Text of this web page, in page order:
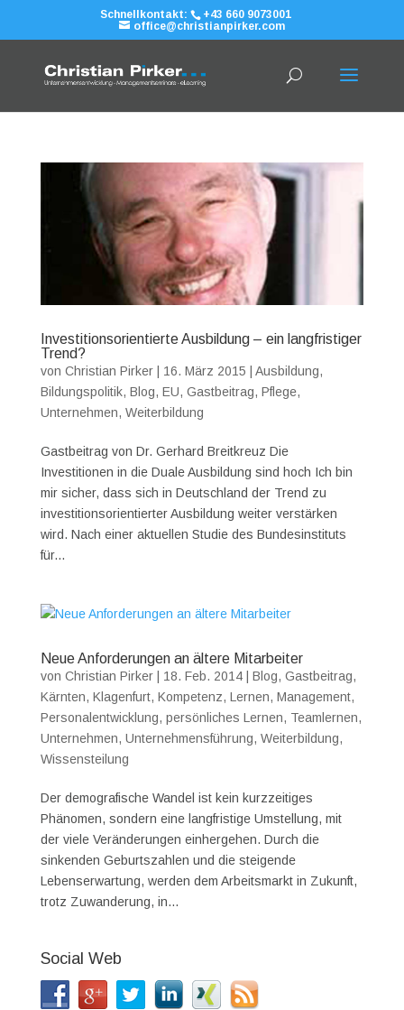
Schnellkontakt:
+43 660 9073001
office@christianpirker.com
Investitionsorientierte Ausbildung – ein langfristiger
Trend?
von Christian Pirker| 16. März 2015 Ausbildung,
Bildungspolitik, Blog, EU, Gastbeitrag, Pflege,
Unternehmen, Weiterbildung
Gastbeitrag von Dr. Gerhard Breitkreuz Die
Investitionen in die Duale Ausbildung sind hoch Ich bin
mir sicher, dass sich in Deutschland der Trend zu
investitionsorientierter Ausbildung weiter verstärken
wird. Nach einer aktuellen Studie des Bundesinstituts
für...
Neue Anforderungen an ältere Mitarbeiter
von Christian Pirker| 18. Feb. 2014| Blog, Gastbeitrag,
Kärnten, Klagenfurt, Kompetenz, Lernen, Management,
Personalentwicklung, persönliches Lernen, Teamlernen,
Unternehmen, Unternehmensführung, Weiterbildung,
Wissensteilung
Der demografische Wandel ist kein kurzzeitiges
Phänomen, sondern eine langfristige Umstellung, mit
der viele Veränderungen einhergehen. Durch die
sinkenden Geburtszahlen und die steigende
Lebenserwartung, werden dem Arbeitsmarkt in Zukunft,
trotz Zuwanderung, in...
Social Web